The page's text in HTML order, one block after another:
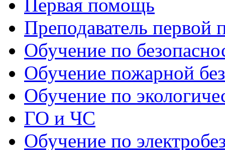
Первая помощь
Преподаватель
Обучение по
Обучение пожарной
Обучение по
ГО и ЧС
Обучение по